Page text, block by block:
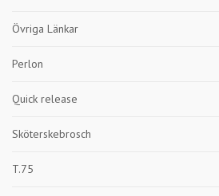
Övriga Länkar
Perlon
Quick release
Sköterskebrosch
T.75